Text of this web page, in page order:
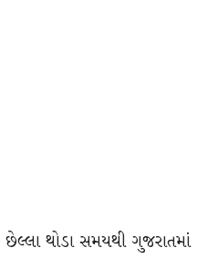
છેલ્લા થોડા સમયથી ગુજરાતમાં